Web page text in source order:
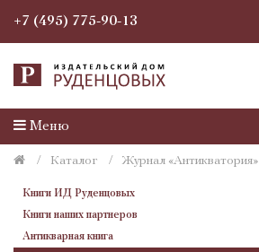
+7 (495) 775-90-13
Меню
Каталог Журнал «Антикватория»
Книги ИД Руденцовых
Книги наших партнеров
Антикварная книга